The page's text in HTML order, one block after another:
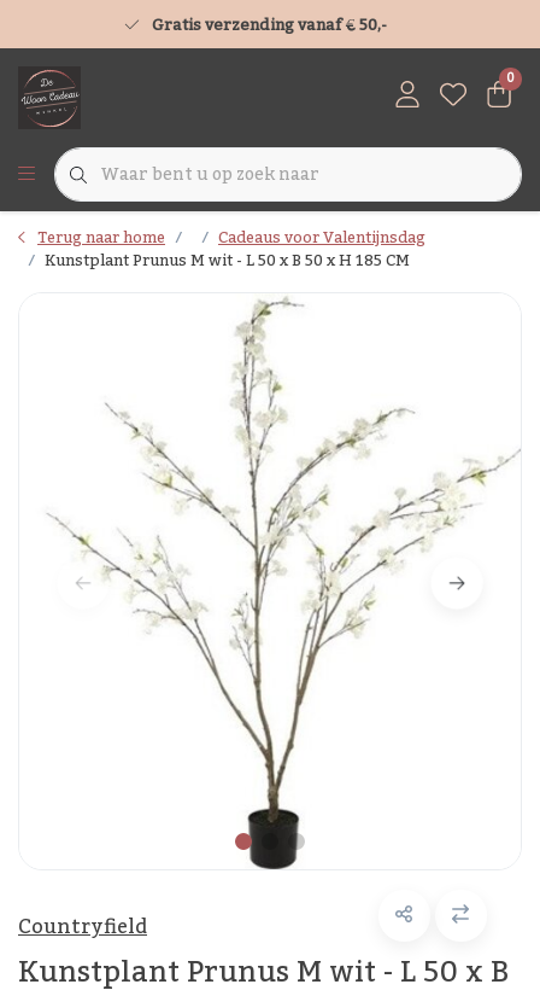
Gratis verzending vanaf € 50,-
0
Terug naar home Cadeaus voor Valentijnsdag
Kunstplant Prunus M wit - L 50 x B 50 x H 185 CM
Countryfield
Kunstplant Prunus M wit - L 50 x B